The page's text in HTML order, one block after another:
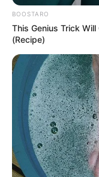
15:45 / 06 Avqust 2026
Boğazı
Həkimdən
93
BOOSTARO
This Genius Trick
(Recipe)